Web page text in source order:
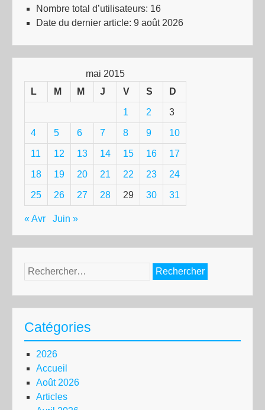
Nombre total d’utilisateurs: 16
Date du dernier article: 9 août 2026
mai 2015
L
M M J V S D
1 2 3
4 5 6 7 8 9 10
11 12 13 14 15 16 17
18 19 20 21 22 23 24
25 26 27 28 29 30 31
« Avr Juin »
Rechercher :
Catégories
2026
Accueil
Août 2026
Articles